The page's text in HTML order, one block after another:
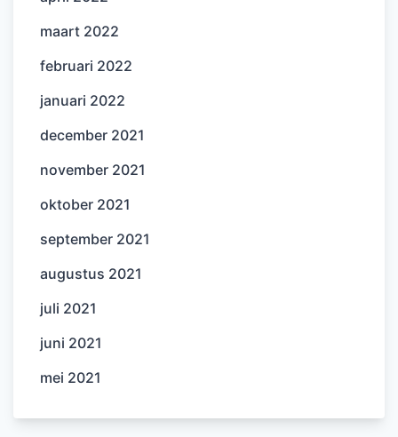
maart 2022
februari 2022
januari 2022
december 2021
november 2021
oktober 2021
september 2021
augustus 2021
juli 2021
juni 2021
mei 2021